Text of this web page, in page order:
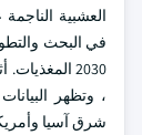
العشبية
في البحث
2030
، وتظهر
شرق آسيا